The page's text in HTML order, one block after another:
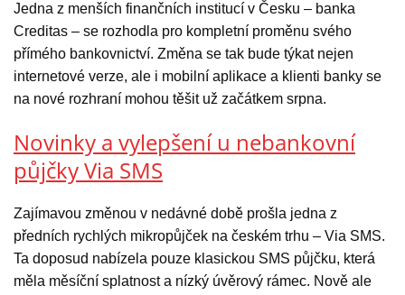
Jedna z menších finančních institucí v Česku – banka
Creditas – se rozhodla pro kompletní proměnu svého
přímého bankovnictví. Změna se tak bude týkat nejen
internetové verze, ale i mobilní aplikace a klienti banky se
na nové rozhraní mohou těšit už začátkem srpna.
Novinky a vylepšení u nebankovní
půjčky Via SMS
Zajímavou změnou v nedávné době prošla jedna z
předních rychlých mikropůjček na českém trhu – Via SMS.
Ta doposud nabízela pouze klasickou SMS půjčku, která
měla měsíční splatnost a nízký úvěrový rámec. Nově ale